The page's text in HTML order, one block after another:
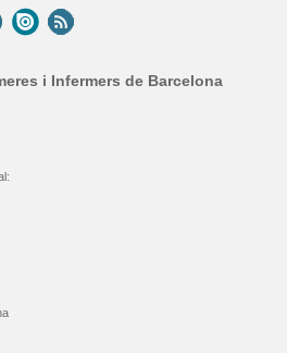
i Infermers de Barcelona